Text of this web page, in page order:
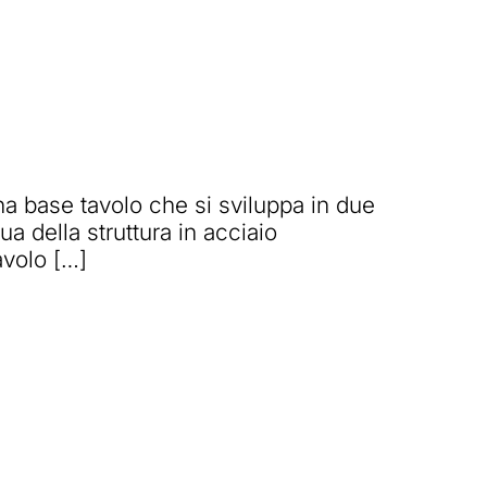
base tavolo che si sviluppa in due
della struttura in acciaio
[…]